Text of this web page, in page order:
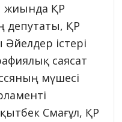
жиында ҚР
депутаты, ҚР
істері
саясат
мүшесі
Смағұл, ҚР